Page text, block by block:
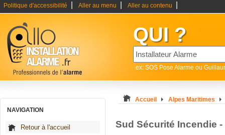
Politique d'accessibilité Aller au menu Aller au contenu
QUI ?
ex: SOS Pose Alarme ou
NAVIGATION
Retour à l'accueil
Accueil Alpes Maritimes
Sud Sécurité Incendie